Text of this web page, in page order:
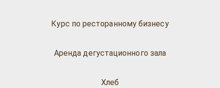
Курс по ресторанному бизнесу
Аренда дегустационного зала
Хлеб